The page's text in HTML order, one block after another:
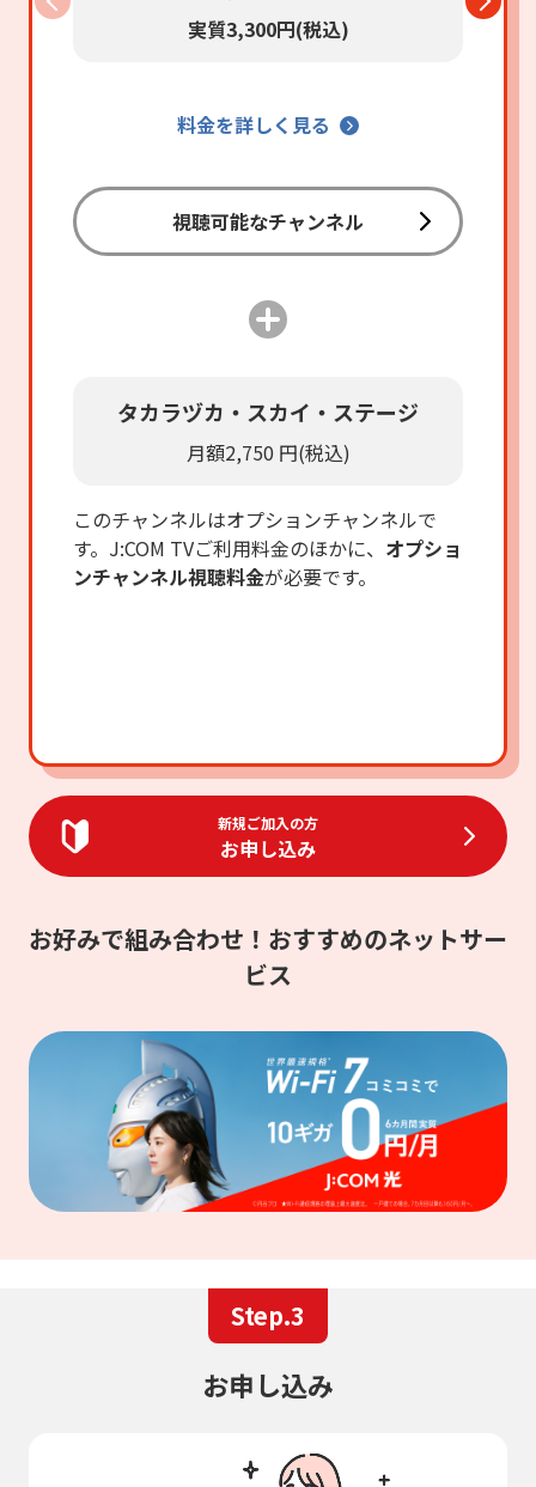
実質3,300円(税込)
料金を詳しく見る
視聴可能なチャンネル
タカラヅカ・スカイ・ステージ
月額2,750 円(税込)
このチャンネルはオプションチャンネルで
す。 J:COM TVご利用料金のほかに、 オプショ
ンチャンネル視聴料金が必要です。
新規ご加入の方
お申し込み
お好みで組み合わせ！おすすめのネットサー
ビス
Step.3
お申し込み